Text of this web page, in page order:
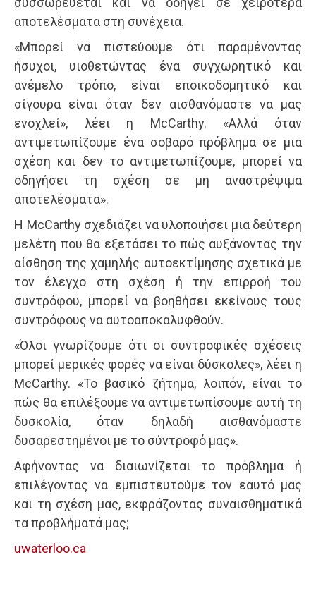
αποτελέσματα στη συνέχεια.
«Μπορεί να πιστεύουμε ότι παραμένοντας
ήσυχοι, υιοθετώντας ένα συγχωρητικό και
ανέμελο τρόπο, είναι εποικοδομητικό και
σίγουρα είναι όταν δεν αισθανόμαστε να μας
ενοχλεί», λέει η McCarthy. «Αλλά όταν
αντιμετωπίζουμε ένα σοβαρό πρόβλημα σε μια
σχέση και δεν το αντιμετωπίζουμε, μπορεί να
οδηγήσει τη σχέση σε μη αναστρέψιμα
αποτελέσματα».
Η McCarthy σχεδιάζει να υλοποιήσει μια δεύτερη
μελέτη που θα εξετάσει το πώς αυξάνοντας την
αίσθηση της χαμηλής αυτοεκτίμησης σχετικά με
τον έλεγχο στη σχέση ή την επιρροή του
συντρόφου, μπορεί να βοηθήσει εκείνους τους
συντρόφους να αυτοαποκαλυφθούν.
«Όλοι γνωρίζουμε ότι οι συντροφικές σχέσεις
μπορεί μερικές φορές να είναι δύσκολες», λέει η
McCarthy. «Το βασικό ζήτημα, λοιπόν, είναι το
πώς θα επιλέξουμε να αντιμετωπίσουμε αυτή τη
δυσκολία, όταν δηλαδή αισθανόμαστε
δυσαρεστημένοι με το σύντροφό μας».
Αφήνοντας να διαιωνίζεται το πρόβλημα ή
επιλέγοντας να εμπιστευτούμε τον εαυτό μας
και τη σχέση μας, εκφράζοντας συναισθηματικά
τα προβλήματά μας;
uwaterloo.ca